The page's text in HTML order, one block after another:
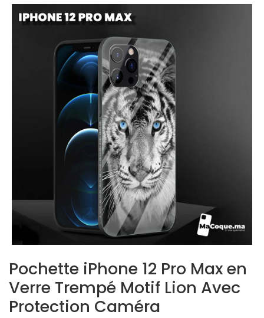
Pochette iPhone 12 Pro Max en
Verre Trempé Motif Lion Avec
Protection Caméra